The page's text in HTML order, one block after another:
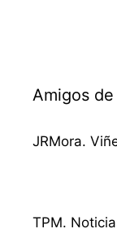
Amigos
JRMora.
TPM.